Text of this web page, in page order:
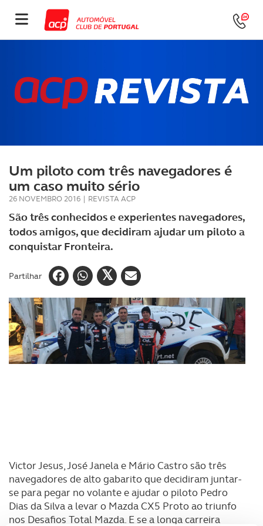
Um piloto com três navegadores é
um caso muito sério
26 NOVEMBRO 2016 | REVISTA ACP
São três conhecidos e experientes navegadores,
todos amigos, que decidiram ajudar um piloto a
conquistar Fronteira.
Partilhar
Victor Jesus, José Janela e Mário Castro são três
navegadores de alto gabarito que decidiram juntar-
se para pegar no volante e ajudar o piloto Pedro
Dias da Silva a levar o Mazda CX5 Proto ao triunfo
nos Desafios Total Mazda. E se a longa carreira